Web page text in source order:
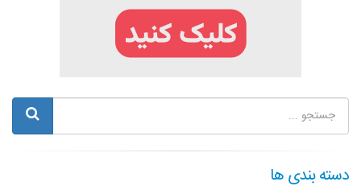
دسته بندی ها